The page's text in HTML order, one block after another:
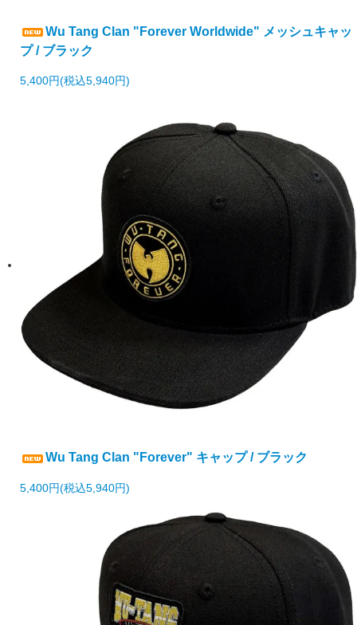
Wu Tang Clan "Forever Worldwide" メッシュキャッ
プ / ブラック
5,400円(税込5,940円)
Wu Tang Clan "Forever" キャップ / ブラック
5,400円(税込5,940円)